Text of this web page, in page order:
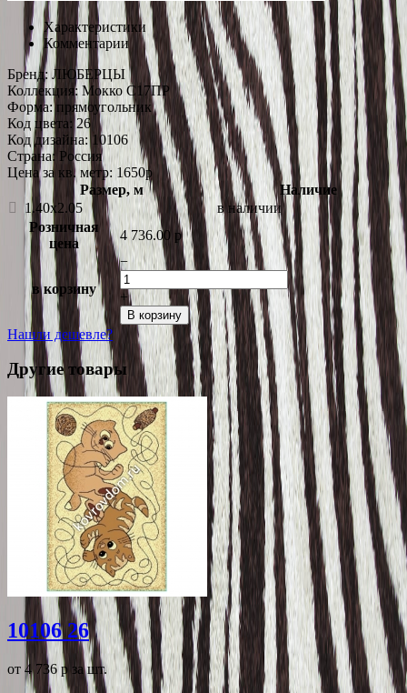
Характеристики
Комментарии
Бренд:ЛЮБЕРЦЫ
Коллекция: Мокко С17ПР
Форма:прямоугольник
Код цвета: 26
Код дизайна:10106
Страна: Россия
Цена за кв. метр: 1650p
Размер, м
Наличие
1.40x2.05
в наличии
Розничная
цена
4 736.00 p
в корзину
−
+
В корзину
Нашли дешевле?
Другие товары
10106 26
от 4 736 p за шт.